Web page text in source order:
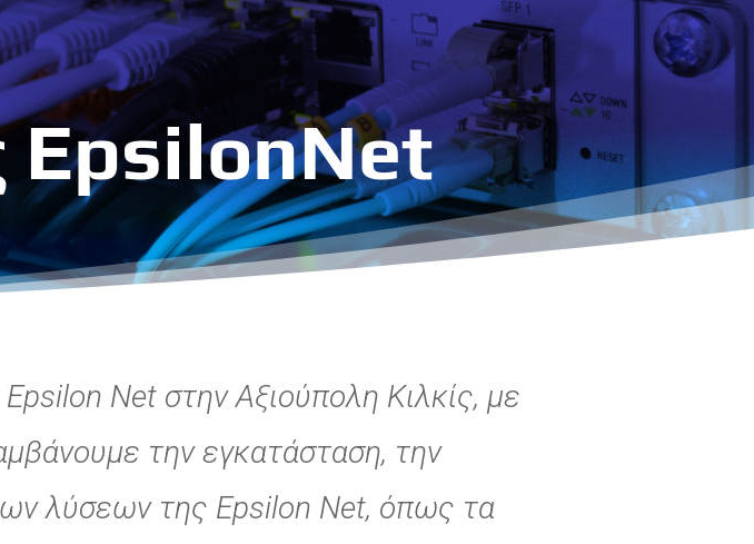
EpsilonNet
Net στην Αξιούπολη Κιλκίς, με
την εγκατάσταση, την
λύσεων της Epsilon Net, όπως τα